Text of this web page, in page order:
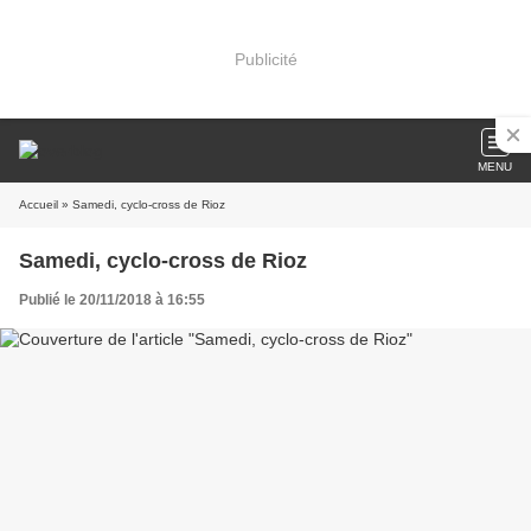
Publicité
MENU
Accueil » Samedi, cyclo-cross de Rioz
Samedi, cyclo-cross de Rioz
Publié le 20/11/2018 à 16:55